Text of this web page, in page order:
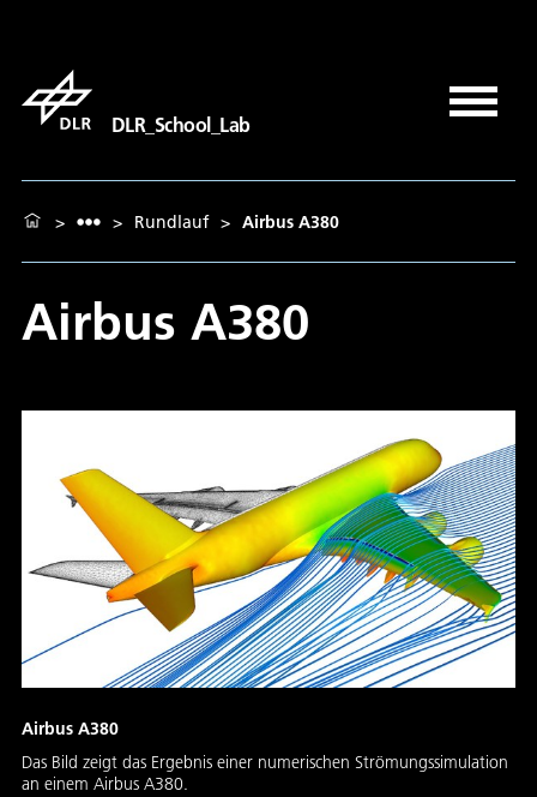
DLR_School_Lab
> > Rundlauf > Airbus A380
Airbus A380
Airbus A380
Das Bild zeigt das Ergebnis einer numerischen Strömungssimulation
an einem Airbus A380.